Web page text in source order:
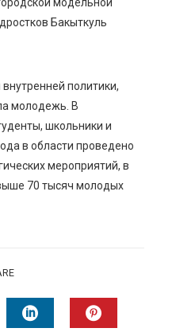
модельной
Бакыткуль
политики,
молодежь. В
школьники и
в области проведено
мероприятий, в
70 тысяч молодых